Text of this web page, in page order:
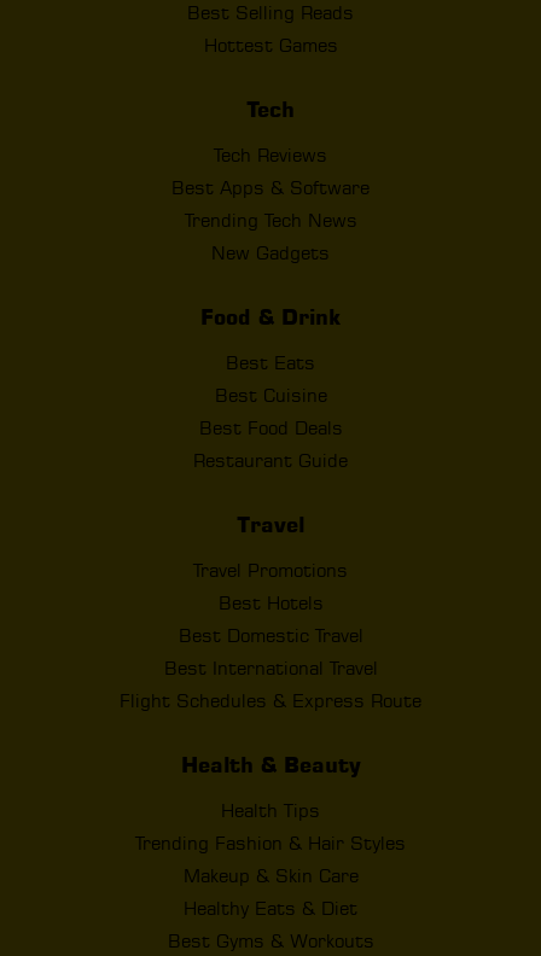
Best Selling Reads
Hottest Games
Tech
Tech Reviews
Best Apps & Software
Trending Tech News
New Gadgets
Food & Drink
Best Eats
Best Cuisine
Best Food Deals
Restaurant Guide
Travel
Travel Promotions
Best Hotels
Best Domestic Travel
Best International Travel
Flight Schedules & Express Route
Health & Beauty
Health Tips
Trending Fashion & Hair Styles
Makeup & Skin Care
Healthy Eats & Diet
Best Gyms & Workouts